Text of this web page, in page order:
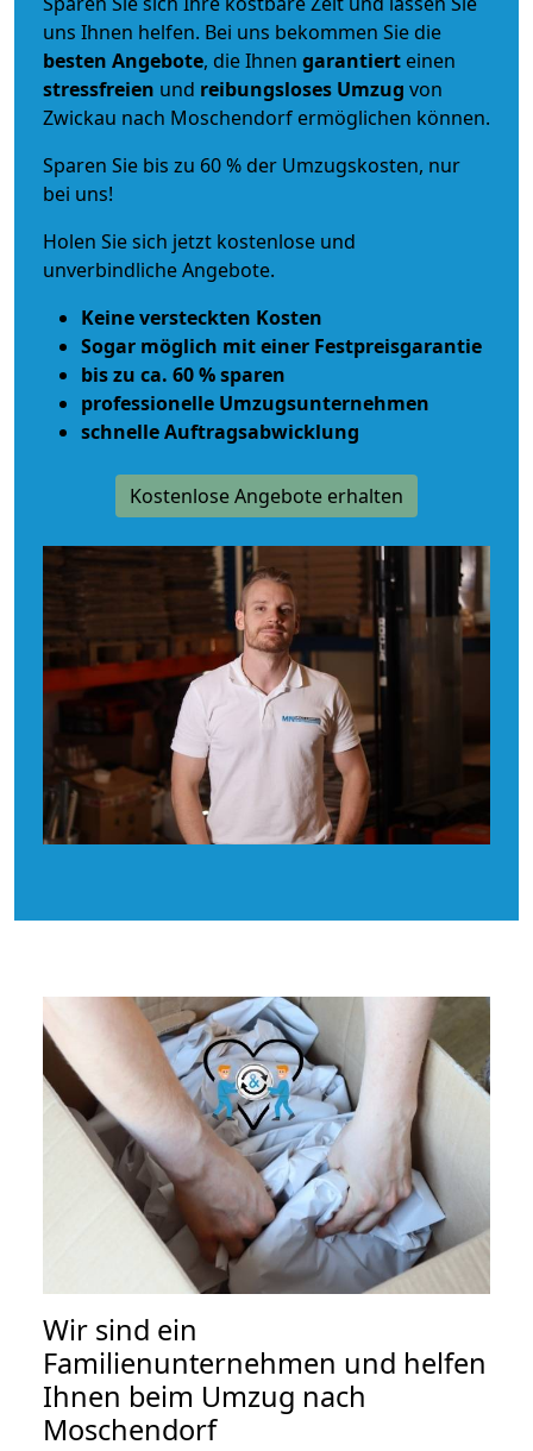
uns Ihnen helfen. Bei uns bekommen Sie die
besten Angebote, die Ihnen garantiert einen
stressfreien und reibungsloses Umzug von
Zwickau nach Moschendorf ermöglichen können.
Sparen Sie bis zu 60 % der Umzugskosten, nur
bei uns!
Holen Sie sich jetzt kostenlose und
unverbindliche Angebote.
Keine versteckten Kosten
Sogar möglich mit einer Festpreisgarantie
bis zu ca. 60 % sparen
professionelle Umzugsunternehmen
schnelle Auftragsabwicklung
Kostenlose Angebote erhalten
Wir sind ein
Familienunternehmen und helfen
Ihnen beim Umzug nach
Moschendorf